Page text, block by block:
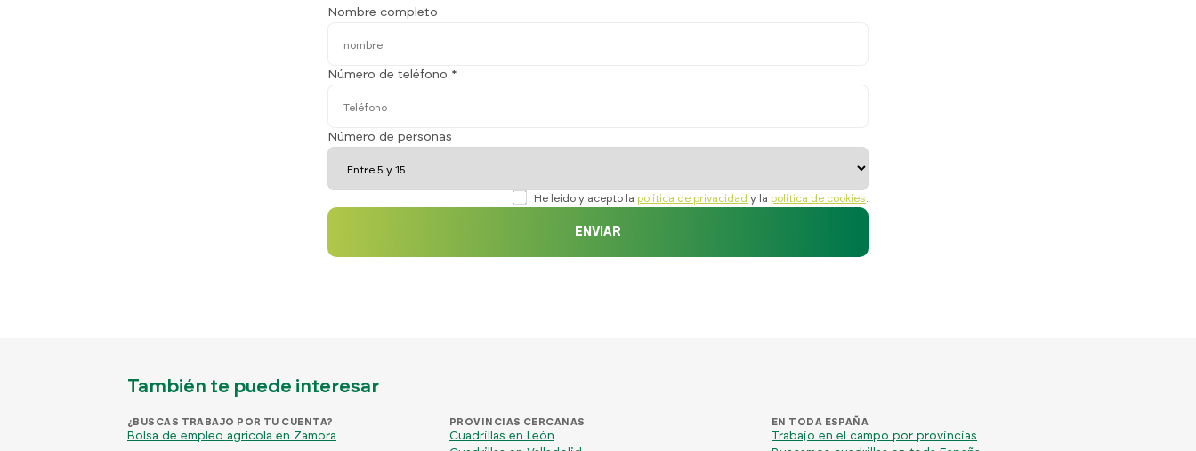
Nombre completo
Número de teléfono *
Número de personas
He leído y acepto la política de privacidad y la política de cookies
ENVIAR
También te puede interesar
¿BUSCAS TRABAJO POR TU CUENTA?
Bolsa de empleo agrícola en Zamora
PROVINCIAS CERCANAS
Cuadrillas en León
EN TODA ESPAÑA
Trabajo en el campo por provincias